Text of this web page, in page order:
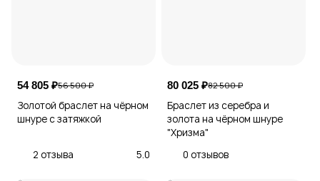
54 805 ₽56 500 ₽
Золотой браслет на чёрном
шнуре с затяжкой
2 отзыва 5.0
80 025 ₽82 500 ₽
Браслет из серебра и
золота на чёрном шнуре
"Хризма"
0 отзывов